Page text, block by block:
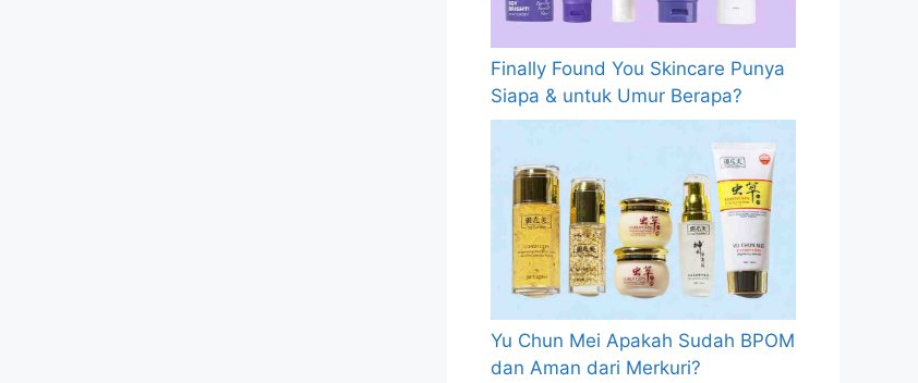
Finally Found You Skincare Punya
Siapa & untuk Umur Berapa?
Yu Chun Mei Apakah Sudah BPOM
dan Aman dari Merkuri?